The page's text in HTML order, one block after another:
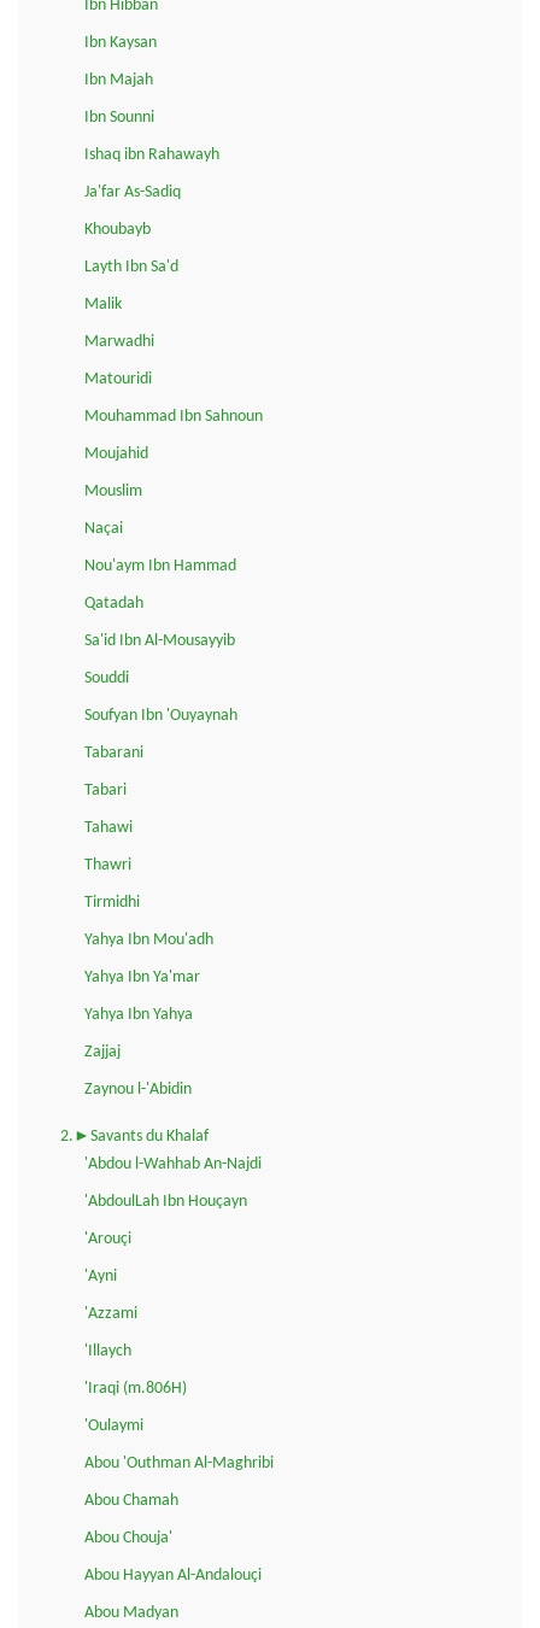
Ibn Hibban
Ibn Kaysan
Ibn Majah
Ibn Sounni
Ishaq ibn Rahawayh
Ja'far As-Sadiq
Khoubayb
Layth Ibn Sa'd
Malik
Marwadhi
Matouridi
Mouhammad Ibn Sahnoun
Moujahid
Mouslim
Naçai
Nou'aym Ibn Hammad
Qatadah
Sa'id Ibn Al-Mousayyib
Souddi
Soufyan Ibn 'Ouyaynah
Tabarani
Tabari
Tahawi
Thawri
Tirmidhi
Yahya Ibn Mou'adh
Yahya Ibn Ya'mar
Yahya Ibn Yahya
Zajjaj
Zaynou l-'Abidin
2.►Savants du Khalaf
'Abdou l-Wahhab An-Najdi
'AbdoulLah Ibn Houçayn
'Arouçi
'Ayni
'Azzami
'Illaych
'Iraqi (m.806H)
'Oulaymi
Abou 'Outhman Al-Maghribi
Abou Chamah
Abou Chouja'
Abou Hayyan Al-Andalouçi
Abou Madyan